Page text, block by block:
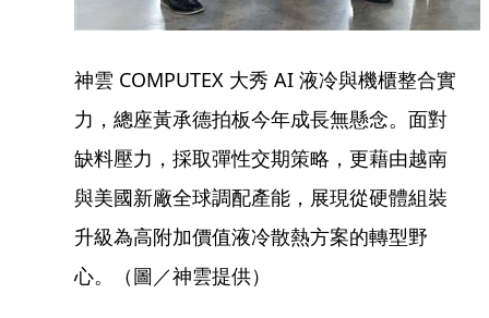
神雲 COMPUTEX 大秀 AI 液冷與機櫃整合實
力，總座黃承德拍板今年成長無懸念。面對
缺料壓力，採取彈性交期策略，更藉由越南
與美國新廠全球調配產能，展現從硬體組裝
升級為高附加價值液冷散熱方案的轉型野
心。（圖／神雲提供）